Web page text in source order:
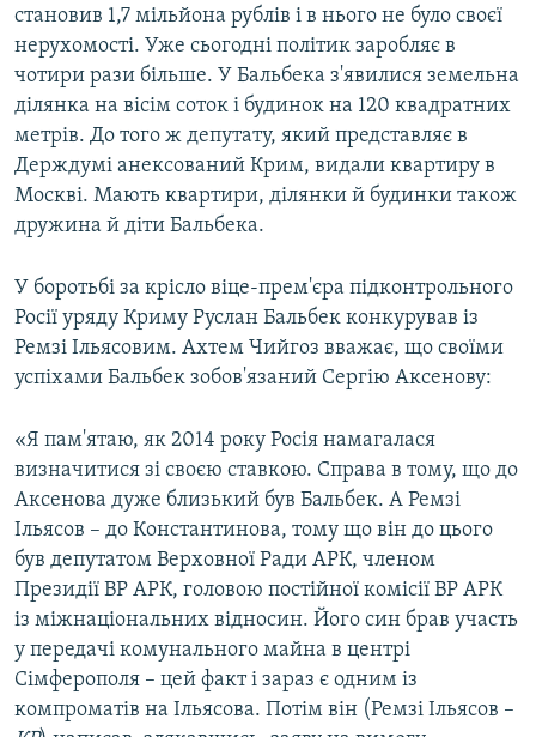
становив 1,7 мільйона рублів і в нього не було своєї
нерухомості. Уже сьогодні політик заробляє в
чотири рази більше. У Бальбека з'явилися земельна
ділянка на вісім соток і будинок на 120 квадратних
метрів. До того ж депутату, який представляє в
Держдумі анексований Крим, видали квартиру в
Москві. Мають квартири, ділянки й будинки також
дружина й діти Бальбека.
У боротьбі за крісло віце-прем'єра підконтрольного
Росії уряду Криму Руслан Бальбек конкурував із
Ремзі Ільясовим. Ахтем Чийгоз вважає, що своїми
успіхами Бальбек зобов'язаний Сергію Аксенову:
«Я пам'ятаю, як 2014 року Росія намагалася
визначитися зі своєю ставкою. Справа в тому, що до
Аксенова дуже близький був Бальбек. А Ремзі
Ільясов – до Константинова, тому що він до цього
був депутатом Верховної Ради АРК, членом
Президії ВР АРК, головою постійної комісії ВР АРК
із міжнаціональних відносин. Його син брав участь
у передачі комунального майна в центрі
Сімферополя – цей факт і зараз є одним із
компроматів на Ільясова. Потім він (Ремзі Ільясов –